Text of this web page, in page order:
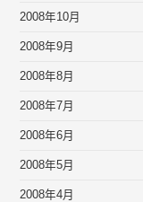
2008年10月
2008年9月
2008年8月
2008年7月
2008年6月
2008年5月
2008年4月